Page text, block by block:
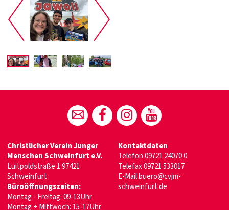
Christlicher Verein Junger
MenschenSchweinfurt e.V.
Luitpoldstraße 1 97421
Schweinfurt
Büroöffnungszeiten:
Montag - Freitag: 09-13Uhr
Montag + Mittwoch: 15-17Uhr
Kontaktdaten
Telefon09721 24070 0
Telefax 09721 533017
E-Mailbuero@cvjm-
schweinfurt.de